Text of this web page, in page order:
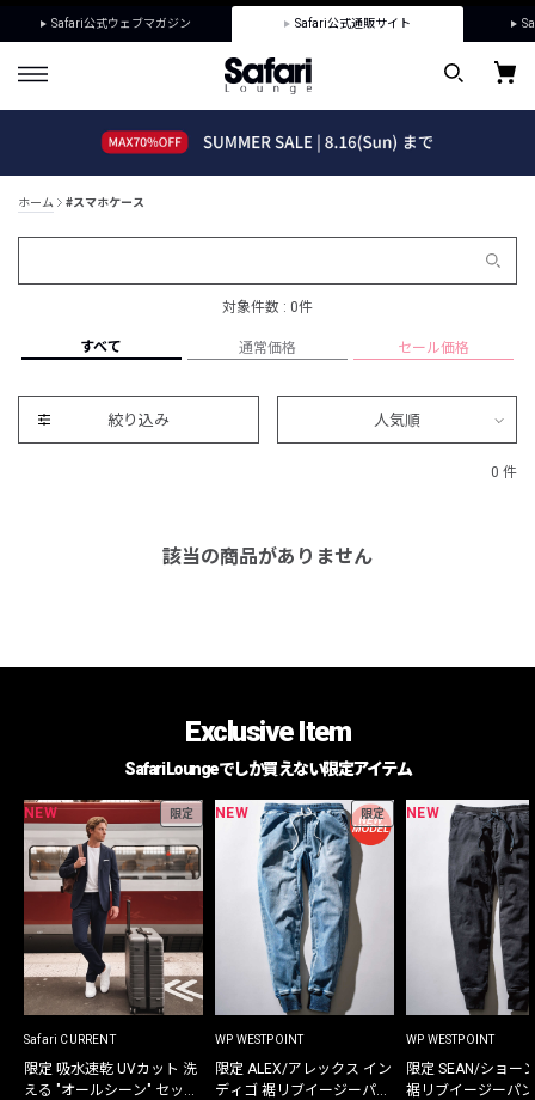
Safari公式ウェブマガジン Safari公式通販サイト
ホーム #スマホケース
対象件数 : 0件
すべて 通常価格 セール価格
絞り込み 人気順
0 件
該当の商品がありません
Exclusive Item
Safari Loungeでしか買えない限定アイテム
NEW 限定
Safari CURRENT
限定 吸水速乾 UVカット 洗
える "オールシーン" セット
NEW 限定
WP WESTPOINT
限定 ALEX/アレックス イン
ディゴ 裾リブイージーパン
NEW
WP WESTPOINT
限定 SEAN/ショー
裾リブイージーパ